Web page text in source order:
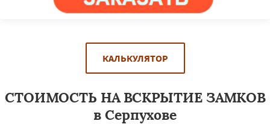
КАЛЬКУЛЯТОР
СТОИМОСТЬ НА ВСКРЫТИЕ ЗАМКОВ
в Серпухове